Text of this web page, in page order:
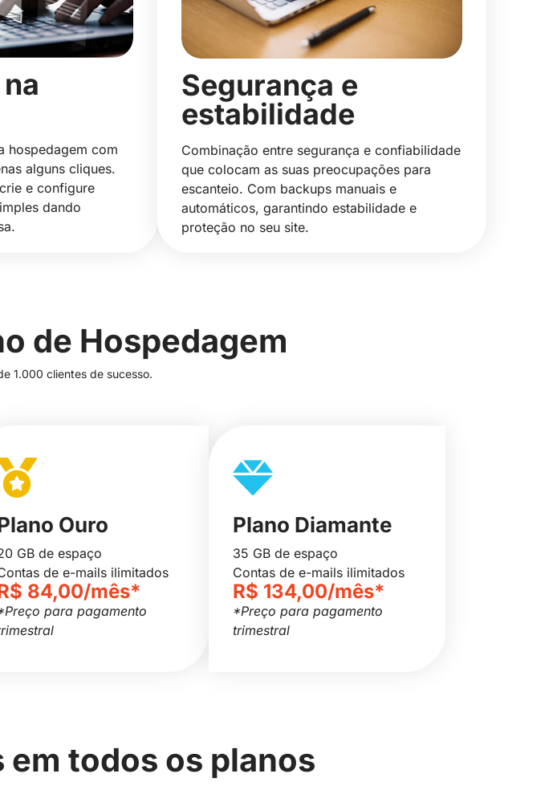
hospedagem com
alguns cliques.
e configure
dando
Segurança e
estabilidade
Combinação entre segurança e confiabilidade
que colocam as suas preocupações para
escanteio. Com backups manuais e
automáticos, garantindo estabilidade e
proteção no seu site.
de Hospedagem
1.000 clientes de sucesso.
Ouro
GB de espaço
de e-mails ilimitados
84,00/mês*
para pagamento
Plano Diamante
35 GB de espaço
Contas de e-mails ilimitados
R$ 134,00/mês*
*Preço para pagamento
trimestral
todos os planos